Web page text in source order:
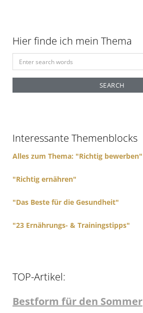
Hier finde ich mein Thema
e
r
o
Interessante Themenblocks
Alles zum Thema: "Richtig bewerben"
"Richtig ernähren"
"Das Beste für die Gesundheit"
"23 Ernährungs- & Trainingstipps"
TOP-Artikel:
Bestform für den Sommer